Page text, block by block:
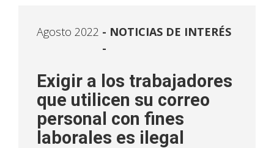
Agosto 2022
NOTICIAS DE INTERÉS
-
Exigir a los trabajadores
que utilicen su correo
personal con fines
laborales es ilegal